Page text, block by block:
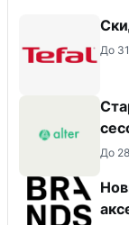
До
До